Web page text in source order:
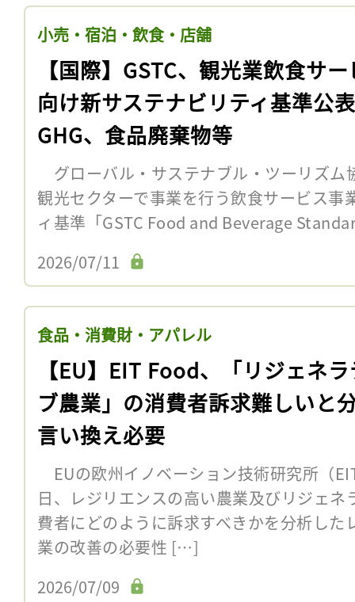
小売・宿泊・飲食・店舗
【国際】GSTC、観光業飲食サ
向け新サステナビリティ基準公
GHG、食品廃棄物等
グローバル・サステナブル・ツーリズム
観光セクターで事業を行う飲食サービス事
ィ基準「GSTC Food and Beverage
2026/07/11
食品・消費財・アパレル
【EU】EIT Food、「リジェネ
ブ農業」の消費者訴求難しいと
言い換え必要
EUの欧州イノベーション技術研究所（
日、レジリエンスの高い農業及びリジェ
費者にどのように訴求すべきかを分析した
業の改善の必要性 […]
2026/07/09